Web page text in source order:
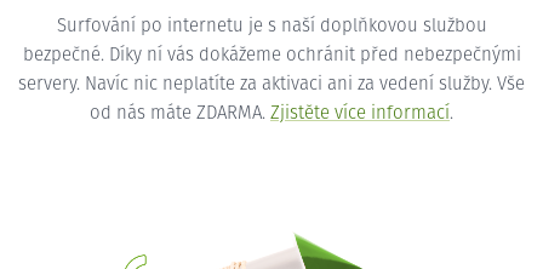
Surfování po internetu je s naší doplňkovou službou
bezpečné. Díky ní vás dokážeme ochránit před nebezpečnými
servery. Navíc nic neplatíte za aktivaci ani za vedení služby. Vše
od nás máte ZDARMA. Zjistěte více informací.